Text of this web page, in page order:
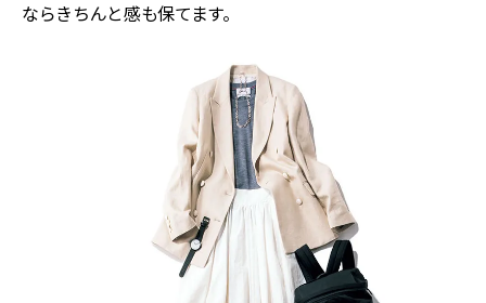
ならきちんと感も保てます。